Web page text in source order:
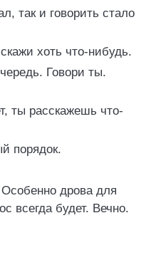
так и говорить стало
хоть что-нибудь.
Говори ты.
ты расскажешь что-
порядок.
дрова для
всегда будет. Вечно.